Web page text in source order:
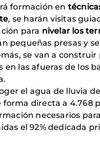
formación en
, se harán visitas
para nivelar los
pequeñas presas y
se van a
las afueras de los
el agua de lluvia
directa a 4.768
necesarios
el 92% dedicada